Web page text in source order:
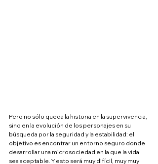
Pero no sólo queda la historia en la supervivencia,
sino en la evolución de los personajes en su
búsqueda por la seguridad y la estabilidad: el
objetivo es encontrar un entorno seguro donde
desarrollar una microsociedad en la que la vida
sea aceptable. Y esto será muy difícil, muy muy